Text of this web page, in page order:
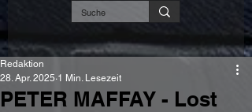
PETER MAFFAY - Lost
Redaktion
28. Apr. 2025 1 Min. Lesezeit